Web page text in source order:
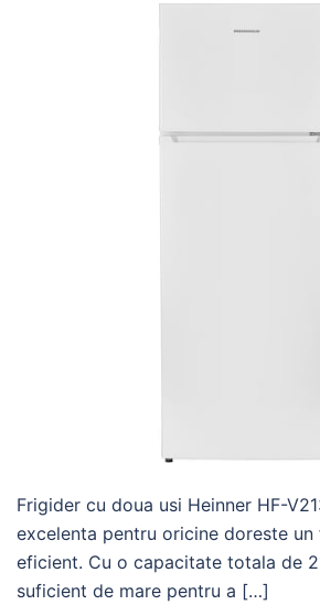
Frigider cu doua usi Heinner HF-
excelenta pentru oricine doreste
eficient. Cu o capacitate totala de
suficient de mare pentru a […]